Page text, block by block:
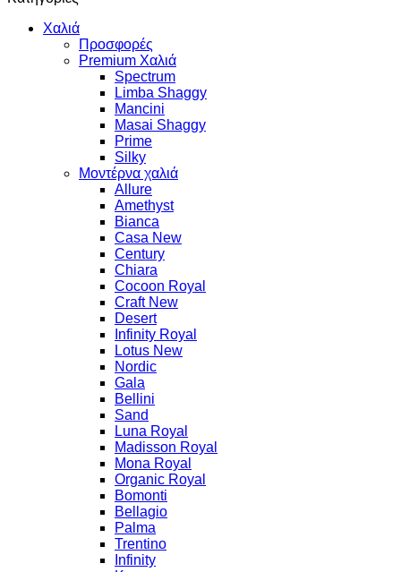
Χαλιά
Προσφορές
Premium Χαλιά
Spectrum
Limba Shaggy
Mancini
Masai Shaggy
Prime
Silky
Μοντέρνα χαλιά
Allure
Amethyst
Bianca
Casa New
Century
Chiara
Cocoon Royal
Craft New
Desert
Infinity Royal
Lotus New
Nordic
Gala
Bellini
Sand
Luna Royal
Madisson Royal
Mona Royal
Organic Royal
Bomonti
Bellagio
Palma
Trentino
Infinity